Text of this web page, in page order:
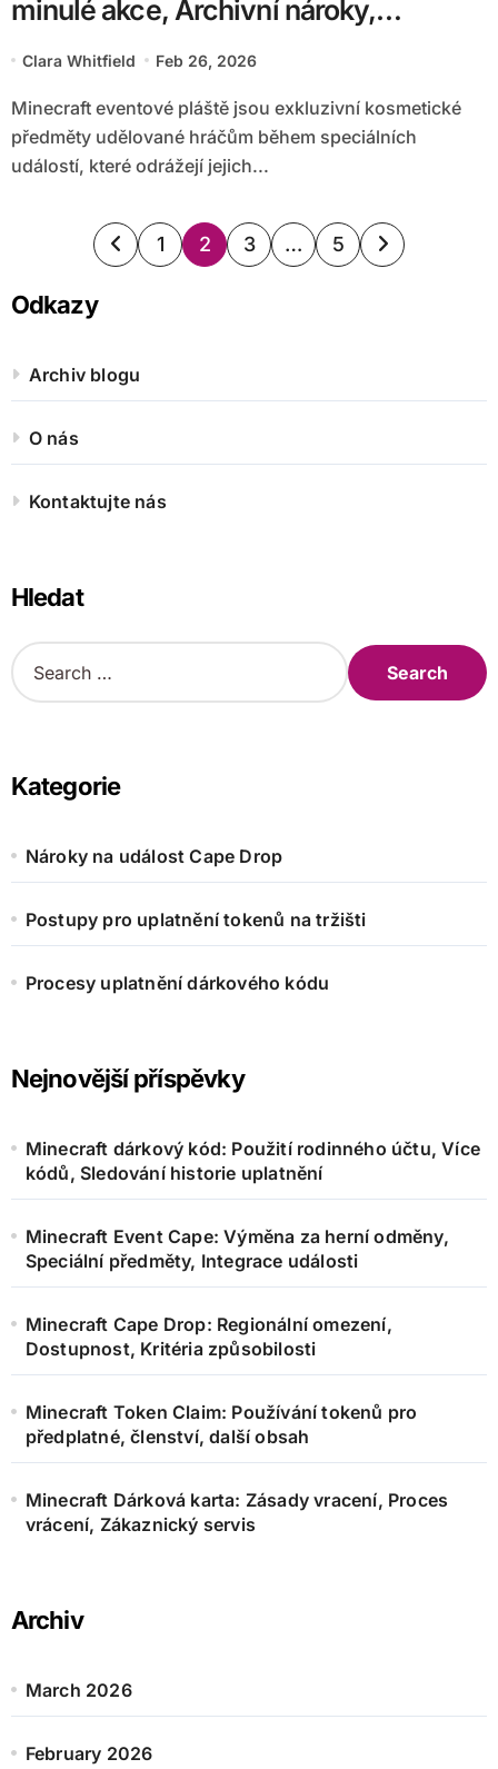
minulé akce, Archivní nároky,
Clara Whitfield Feb 26, 2026
Minecraft eventové pláště jsou exkluzivní kosmetické
předměty udělované hráčům během speciálních
událostí, které odrážejí jejich...
Posts
1 2 3 … 5
Odkazy
Archiv blogu
O nás
Kontaktujte nás
Hledat
S
e
h
f
r
Kategorie
Nároky na událost Cape Drop
Postupy pro uplatnění tokenů na tržišti
Procesy uplatnění dárkového kódu
Nejnovější příspěvky
Minecraft dárkový kód: Použití rodinného účtu, Více
kódů, Sledování historie uplatnění
Minecraft Event Cape: Výměna za herní odměny,
Speciální předměty, Integrace události
Minecraft Cape Drop: Regionální omezení,
Dostupnost, Kritéria způsobilosti
Minecraft Token Claim: Používání tokenů pro
předplatné, členství, další obsah
Minecraft Dárková karta: Zásady vracení, Proces
vrácení, Zákaznický servis
Archiv
March 2026
February 2026